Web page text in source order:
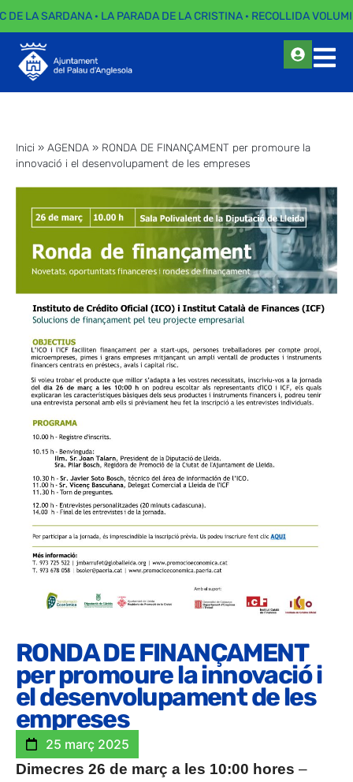
DE LA SARDANA · LA PARADA DE LA CRISTINA · RECOLLIDA
Inici » AGENDA » RONDA DE FINANÇAMENT per promoure la
innovació i el desenvolupament de les empreses
RONDA DE FINANÇAMENT
per promoure la innovació i
el desenvolupament de les
empreses
25 març 2025
Dimecres 26 de març a les 10:00 hores –